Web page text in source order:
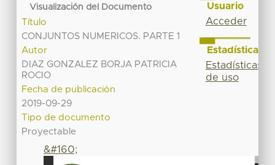
Visualización del Documento
Título
CONJUNTOS NUMERICOS. PARTE 1
Autor
DIAZ GONZALEZ BORJA PATRICIA
ROCIO
Fecha de publicación
2019-09-29
Tipo de documento
Proyectable
&#160;
Usuario
Acceder
Estadísticas
Estadísticas
de uso